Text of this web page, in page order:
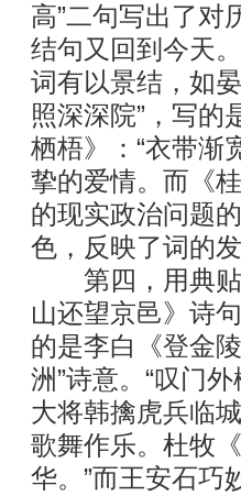
高”二句写出了对
结句又回到今天
词有以景结，如
照深深院”，写的
栖梧》：“衣带渐
挚的爱情。而《
的现实政治问题
色，反映了词的
第四，用典贴
山还望京邑》诗
的是李白《登金
洲”诗意。“叹门
大将韩擒虎兵临
歌舞作乐。杜牧
华。”而王安石巧